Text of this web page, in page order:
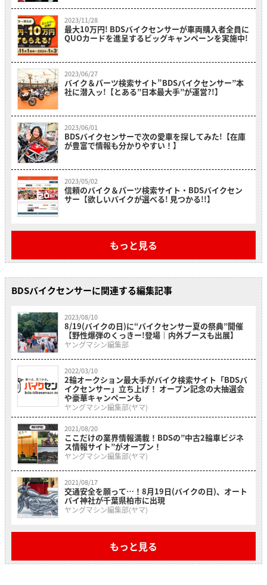
2023/11/28
最大10万円! BDSバイクセンサーが車両購入者全員に
QUOカードを進呈するビッグキャンペーンを実施中!
2023/06/27
バイク＆パーツ検索サイト”BDSバイクセンサー”本
社に潜入ッ!【とある”日本最大手”が運営?!】
2023/06/01
BDSバイクセンサーで次の愛車を探してみた!【在庫
が豊富で情報も分かりやすい！】
2023/05/02
信頼のバイク＆パーツ検索サイト・BDSバイクセン
サー【欲しいバイクが選べる! 見つかる!!】
もっと見る
BDSバイクセンサーに関連する編集記事
2023/08/10
8/19(バイクの日)に“バイクセンサー夏の祭典”開催
【野性爆弾のくっきー!登場｜内外ブースも出展】
ヤングマシン編集部
2022/03/10
2輪オークション最大手がバイク検索サイト「BDSバ
イクセンサー」立ち上げ！ オープン記念の大抽選会
や豪華キャンペーンも
ヤングマシン編集部(ヤマ)
2021/08/20
ここだけの業界情報満載！BDSの”中古2輪車ビジネ
ス情報サイト”がオープン！
ヤングマシン編集部(ヤマ)
2021/08/17
交通安全を願って…！8月19日(バイクの日)、オート
バイ神社が千葉県柏市に出現
ヤングマシン編集部(ヤマ)
もっと見る